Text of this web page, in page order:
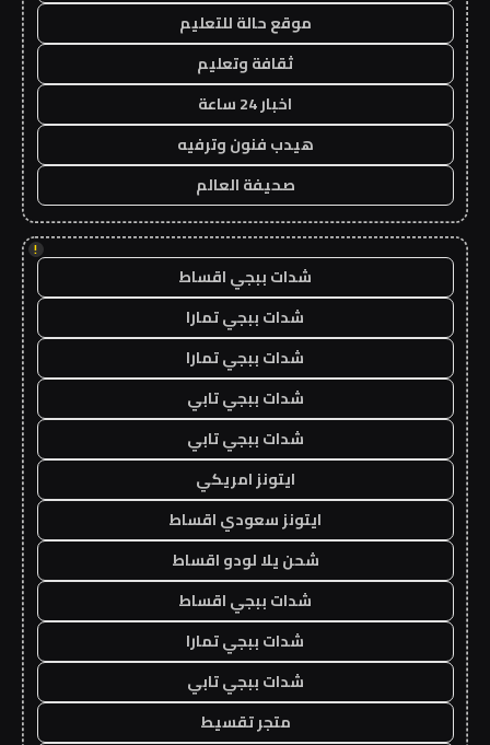
موقع حالة للتعليم
ثقافة وتعليم
اخبار 24 ساعة
هيدب فنون وترفيه
صحيفة العالم
!
شدات ببجي اقساط
شدات ببجي تمارا
شدات ببجي تمارا
شدات ببجي تابي
شدات ببجي تابي
ايتونز امريكي
ايتونز سعودي اقساط
شحن يلا لودو اقساط
شدات ببجي اقساط
شدات ببجي تمارا
شدات ببجي تابي
متجر تقسيط